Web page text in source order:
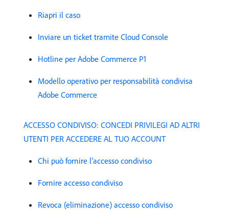
Riapri il caso
Inviare un ticket tramite Cloud Console
Hotline per Adobe Commerce P1
Modello operativo per responsabilità condivisa
Adobe Commerce
ACCESSO CONDIVISO: CONCEDI PRIVILEGI AD ALTRI
UTENTI PER ACCEDERE AL TUO ACCOUNT
Chi può fornire l’accesso condiviso
Fornire accesso condiviso
Revoca (eliminazione) accesso condiviso